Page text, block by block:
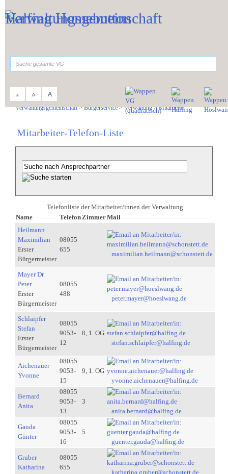
A A A
Verwaltungsgemeinschaft>Bürgerservice>Verwaltung>Mitarbeiter
Mitarbeiter-Telefon-Liste
Telefonliste der Mitarbeiter/innen der Verwaltung
Name
Telefon ZimmerMail
Heilmann
Maximilian
Erster
Bürgermeister
08055
655
maximilian.heilmann@schonstett.de
Mayer Dr.
Peter
Erster
Bürgermeister
08055
488
peter.mayer@hoeslwang.de
Schlaipfer
Stefan
Erster
Bürgermeister
08055
9053-
12
8, 1. OG
stefan.schlaipfer@halfing.de
Aichenauer
Yvonne
08055
9053-
15
9, 1. OG
yvonne.aichenauer@halfing.de
Bernard
Anita
08055
9053-
13
3
anita.bernard@halfing.de
Gauda
Günter
08055
9053-
16
5
guenter.gauda@halfing.de
Gruber
Katharina
08055
655
katharina.gruber@schonstett.de